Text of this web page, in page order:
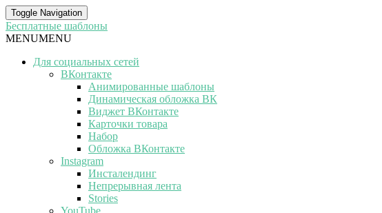
Toggle Navigation
Бесплатные шаблоны
MENUMENU
Для социальных сетей
ВКонтакте
Анимированные шаблоны
Динамическая обложка ВК
Виджет ВКонтакте
Карточки товара
Набор
Обложка ВКонтакте
Instagram
Инсталендинг
Непрерывная лента
Stories
YouTube